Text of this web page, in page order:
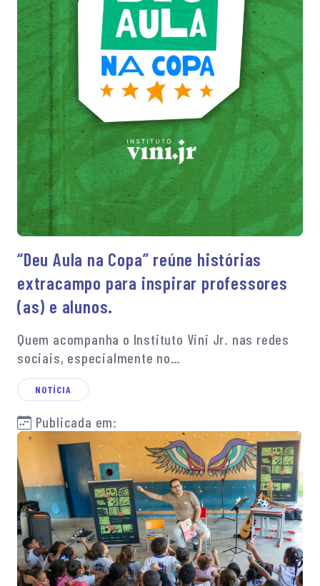
“Deu Aula na Copa” reúne histórias
extracampo para inspirar professores
(as) e alunos.
Quem acompanha o Instituto Vini Jr. nas redes
sociais, especialmente no…
NOTÍCIA
Publicada em: